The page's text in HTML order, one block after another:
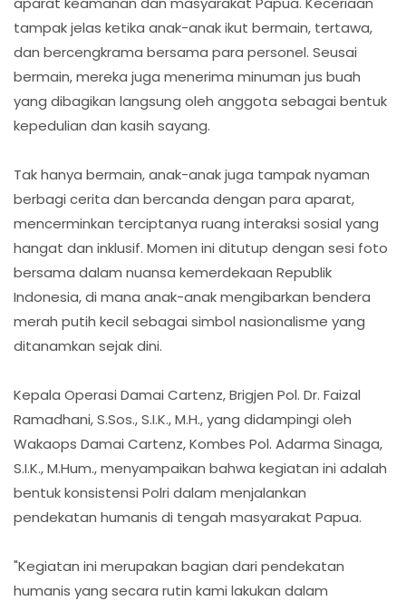
tampak jelas ketika anak-anak ikut bermain, tertawa,
dan bercengkrama bersama para personel. Seusai
bermain, mereka juga menerima minuman jus buah
yang dibagikan langsung oleh anggota sebagai bentuk
kepedulian dan kasih sayang.
Tak hanya bermain, anak-anak juga tampak nyaman
berbagi cerita dan bercanda dengan para aparat,
mencerminkan terciptanya ruang interaksi sosial yang
hangat dan inklusif. Momen ini ditutup dengan sesi foto
bersama dalam nuansa kemerdekaan Republik
Indonesia, di mana anak-anak mengibarkan bendera
merah putih kecil sebagai simbol nasionalisme yang
ditanamkan sejak dini.
Kepala Operasi Damai Cartenz, Brigjen Pol. Dr. Faizal
Ramadhani, S.Sos., S.I.K., M.H., yang didampingi oleh
Wakaops Damai Cartenz, Kombes Pol. Adarma Sinaga,
S.I.K., M.Hum., menyampaikan bahwa kegiatan ini adalah
bentuk konsistensi Polri dalam menjalankan
pendekatan humanis di tengah masyarakat Papua.
"Kegiatan ini merupakan bagian dari pendekatan
humanis yang secara rutin kami lakukan dalam